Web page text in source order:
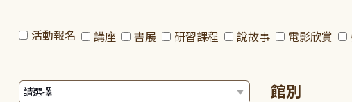
活動報名 講座 書展 研習課程 說故事 電影欣賞
館別